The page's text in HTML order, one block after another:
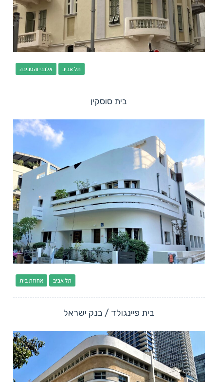
אלנבי והסביבה תל אביב
בית סוסקין
אחוזת בית תל אביב
בית פיינגולד / בנק ישראל